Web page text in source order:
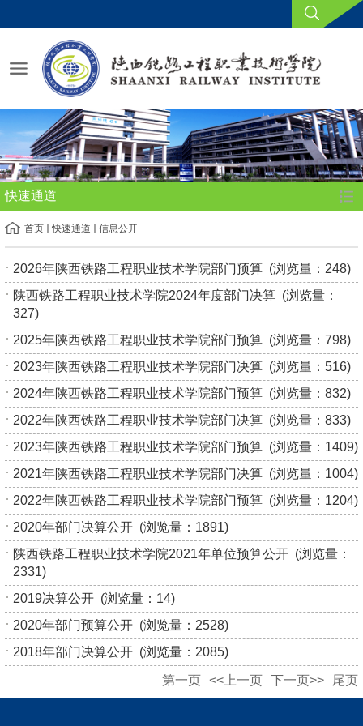
快速通道
首页 快速通道 信息公开
2026年陕西铁路工程职业技术学院部门预算 (浏览量： 248)
陕西铁路工程职业技术学院2024年度部门决算 (浏览量：
327)
2025年陕西铁路工程职业技术学院部门预算 (浏览量： 798)
2023年陕西铁路工程职业技术学院部门决算 (浏览量： 516)
2024年陕西铁路工程职业技术学院部门预算 (浏览量： 832)
2022年陕西铁路工程职业技术学院部门决算 (浏览量： 833)
2023年陕西铁路工程职业技术学院部门预算 (浏览量： 1409)
2021年陕西铁路工程职业技术学院部门决算 (浏览量： 1004)
2022年陕西铁路工程职业技术学院部门预算 (浏览量： 1204)
2020年部门决算公开 (浏览量： 1891)
陕西铁路工程职业技术学院2021年单位预算公开 (浏览量：
2331)
2019决算公开 (浏览量： 14)
2020年部门预算公开 (浏览量： 2528)
2018年部门决算公开 (浏览量： 2085)
第一页 <<上一页 下一页>> 尾页